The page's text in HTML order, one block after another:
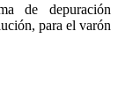
de depuración
para el varón